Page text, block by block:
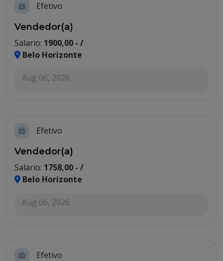
Efetivo
Vendedor(a)
Salario: 1900,00 - /
Belo Horizonte
Aug 06, 2026
Efetivo
Vendedor(a)
Salario: 1758,00 - /
Belo Horizonte
Aug 06, 2026
Efetivo